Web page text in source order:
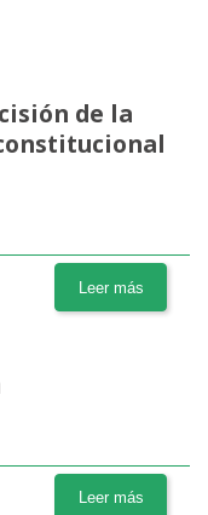
de la
Leer más
Leer más